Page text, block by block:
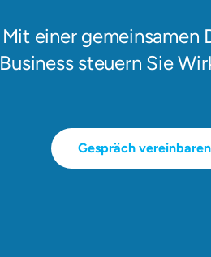
Mit einer gemeinsamen
Business steuern Sie
Gespräch vereinbaren